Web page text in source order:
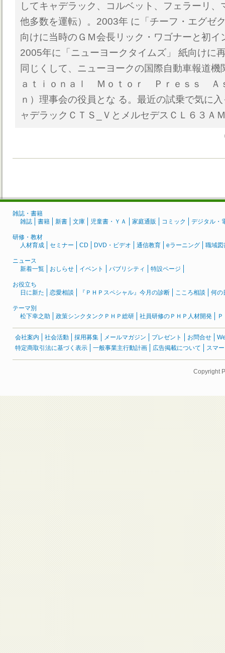
してキャデラック、コルベット、フェラーリ
他多数を運転）。2003年 に「チーフ・エグゼ
向けに当時のＧＭ会長リック・ワゴナーと初イ
2005年に「ニューヨークタイムズ」 紙向けに
同じくして、ニューヨークの国際自動車報道機
ａｔｉｏｎａｌ Ｍｏｔｏｒ Ｐｒｅｓｓ Ａ
ｎ）理事会の役員とな る。最近の試乗で気に
ャデラックＣＴＳ_ＶとメルセデスＣＬ６３Ａ
雑誌・書籍
雑誌
書籍 新書 文庫 児童書・ＹＡ 家庭通販 コミック デジタル・
研修・教材
人材育成
セミナー CD DVD・ビデオ 通信教育 eラーニング 職域図
ニュース
新着一覧
おしらせ イベント パブリシティ 特設ページ
お役立ち
日に新た
恋愛相談 『ＰＨＰスペシャル』今月の診断 こころ相談 何の
テーマ別
松下幸之助
政策シンクタンクＰＨＰ総研 社員研修のＰＨＰ人材開発
会社案内 社会活動 採用募集 メールマガジン プレゼント お問合せ
特定商取引法に基づく表示
一般事業主行動計画 広告掲載について スマ
Copyright